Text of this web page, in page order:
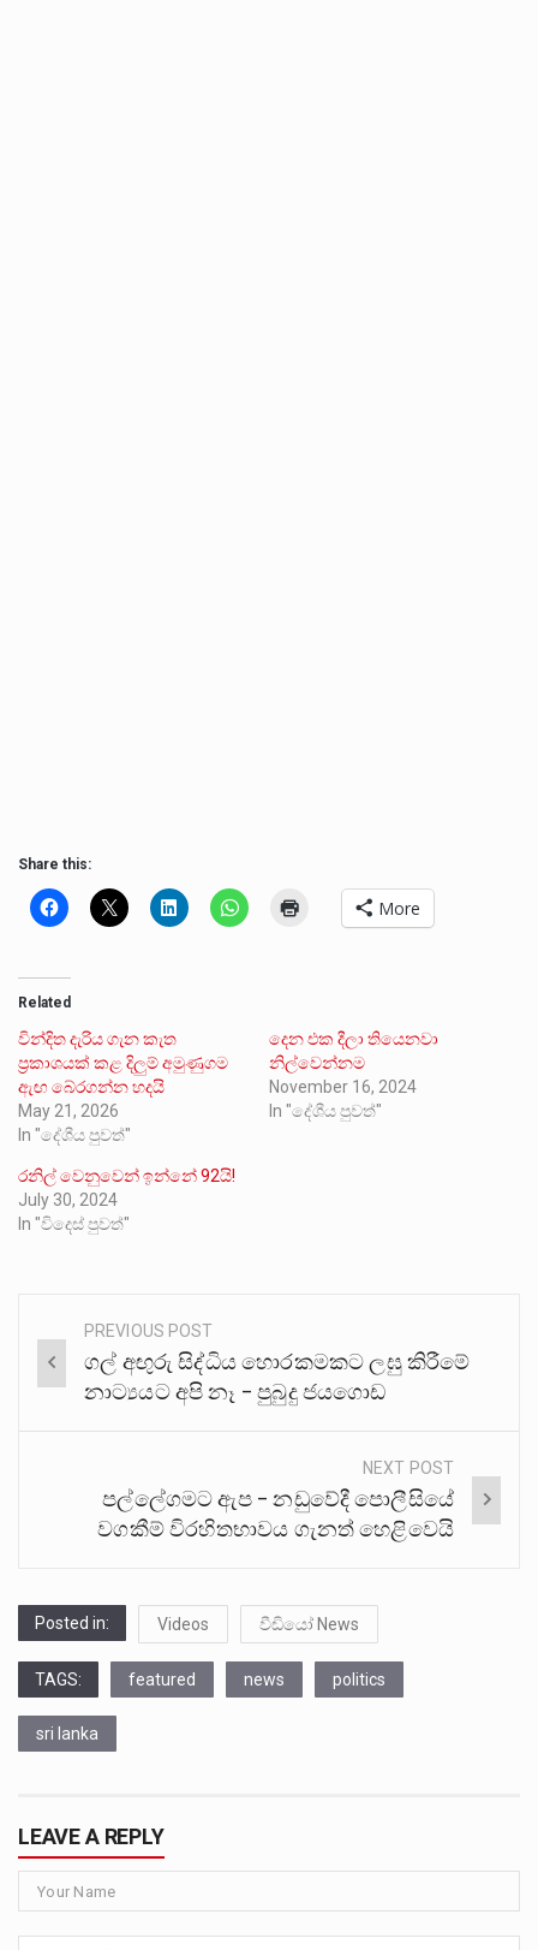
Share this:
More
Related
වින්දිත දැරිය ගැන කැත
ප්‍රකාශයක් කළ දිලුම් අමුණුගම
ඇඟ බේරගන්න හදයි
May 21, 2026
In "දේශීය පුවත්"
දෙන එක දීලා තියෙනවා
නිල්වෙන්නම
November 16, 2024
In "දේශීය පුවත්"
රනිල් වෙනුවෙන් ඉන්නේ 92යි!
July 30, 2024
In "විදෙස් පුවත්"
Post
navigation
PREVIOUS POST
ගල් අඟුරු සිද්ධිය හොරකමකට ලඝු කිරීමේ
නාට්‍යයට අපි නෑ – පුබුදු ජයගොඩ
NEXT POST
පල්ලේගමට ඇප – නඩුවේදී පොලීසියේ
වගකීම් විරහිතභාවය ගැනත් හෙළිවෙයි
Posted in: Videos වීඩියෝ News
TAGS: featured news politics
sri lanka
LEAVE A REPLY